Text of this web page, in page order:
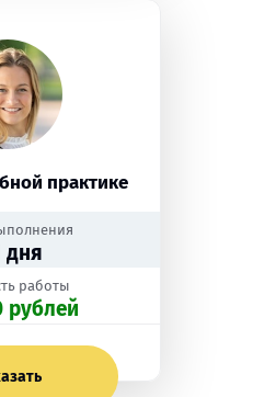
практике
дня
работы
рублей